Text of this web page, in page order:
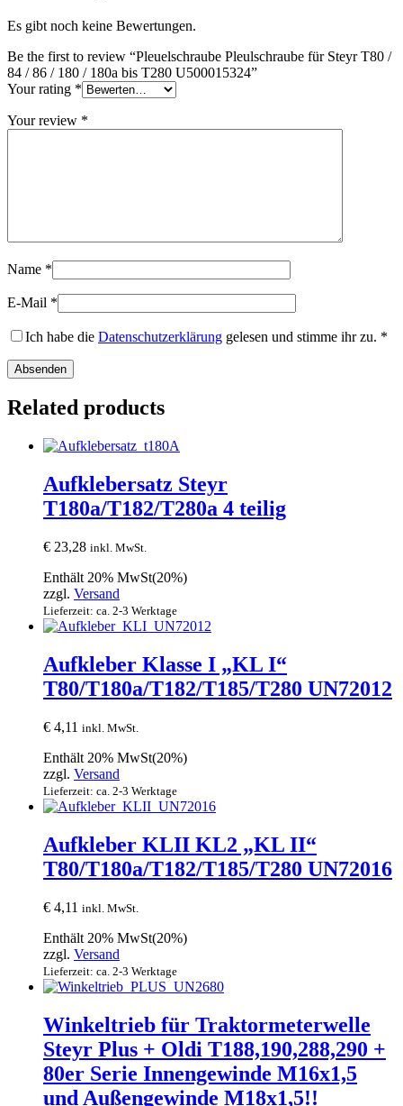
Es gibt noch keine Bewertungen.
Be the first to review “Pleuelschraube Pleulschraube für Steyr T80 /
84 / 86 / 180 / 180a bis T280 U500015324”
Your rating *
Your review *
Name *
E-Mail *
Ich habe die Datenschutzerklärung gelesen und stimme ihr zu. *
Related products
Aufklebersatz Steyr
T180a/T182/T280a 4 teilig
€ 23,28 inkl. MwSt.
Enthält 20% MwSt(20%)
zzgl. Versand
Lieferzeit: ca. 2-3 Werktage
Aufkleber Klasse I „KL I“
T80/T180a/T182/T185/T280 UN72012
€ 4,11 inkl. MwSt.
Enthält 20% MwSt(20%)
zzgl. Versand
Lieferzeit: ca. 2-3 Werktage
Aufkleber KLII KL2 „KL II“
T80/T180a/T182/T185/T280 UN72016
€ 4,11 inkl. MwSt.
Enthält 20% MwSt(20%)
zzgl. Versand
Lieferzeit: ca. 2-3 Werktage
Winkeltrieb für Traktormeterwelle
Steyr Plus + Oldi T188,190,288,290 +
80er Serie Innengewinde M16x1,5
und Außengewinde M18x1,5!!